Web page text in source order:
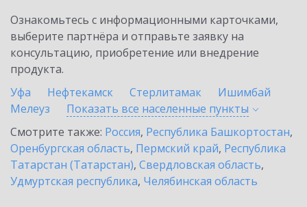
Ознакомьтесь с информационными карточками,
выберите партнёра и отправьте заявку на
консультацию, приобретение или внедрение
продукта.
Уфа
Нефтекамск Стерлитамак
Ишимбай
Мелеуз
Показать все населенные пункты
Смотрите также: Россия, Республика Башкортостан,
Оренбургская область, Пермский край, Республика
Татарстан (Татарстан), Свердловская область,
Удмуртская республика, Челябинская область